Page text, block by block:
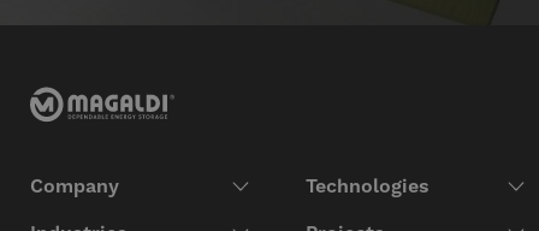
Company
Technologies